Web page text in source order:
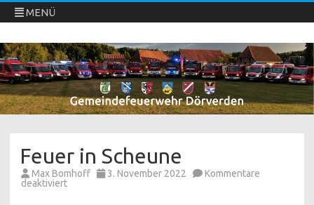
MENÜ
Freiwillige Feuerwehren Dörverden
Direkt
zum
Inhalt
springen
Feuer in Scheune
Max Bomhoff 3. November 2022
Kommentare
deaktiviertfür